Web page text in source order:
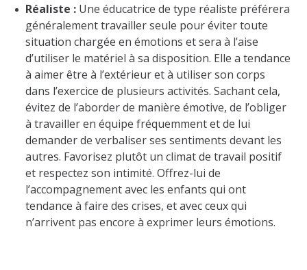
Réaliste : Une éducatrice de type réaliste préférera
généralement travailler seule pour éviter toute
situation chargée en émotions et sera à l’aise
d’utiliser le matériel à sa disposition. Elle a tendance
à aimer être à l’extérieur et à utiliser son corps
dans l’exercice de plusieurs activités. Sachant cela,
évitez de l’aborder de manière émotive, de l’obliger
à travailler en équipe fréquemment et de lui
demander de verbaliser ses sentiments devant les
autres. Favorisez plutôt un climat de travail positif
et respectez son intimité. Offrez-lui de
l’accompagnement avec les enfants qui ont
tendance à faire des crises, et avec ceux qui
n’arrivent pas encore à exprimer leurs émotions.